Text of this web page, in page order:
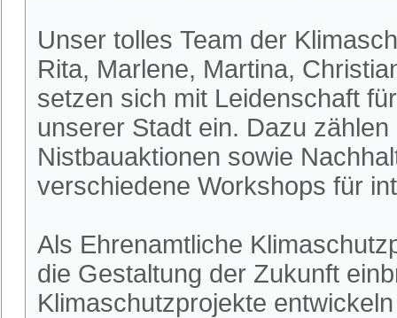
Unser tolles Team der
Rita, Marlene, Martina,
setzen sich mit Leidenschaft
unserer Stadt ein. Dazu
Nistbauaktionen sowie
verschiedene Workshops für
Als Ehrenamtliche
die Gestaltung der Zukunft
Klimaschutzprojekte